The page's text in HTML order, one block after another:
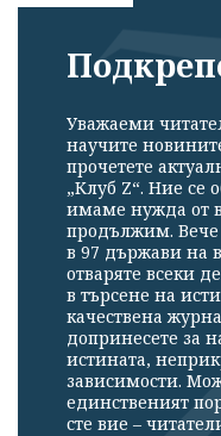
Уважаеми
научите
прочетете
„Клуб Z“. Ние се
имаме нужда от
продължим. Вече
в 97 държави на
отваряте всеки
в търсене на
качествена
допринесете за
истината,
зависимости.
единственият
сте вие –